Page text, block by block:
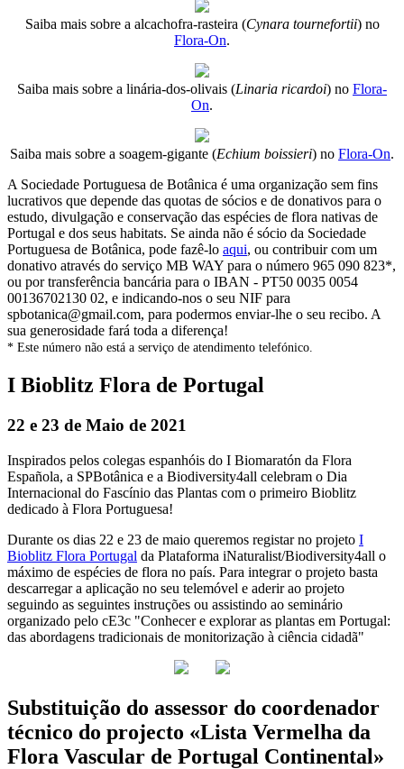
Saiba mais sobre a alcachofra-rasteira (Cynara tournefortii) no
Flora-On.
Saiba mais sobre a linária-dos-olivais (Linaria ricardoi) no Flora-
On.
Saiba mais sobre a soagem-gigante (Echium boissieri) no Flora-On.
A Sociedade Portuguesa de Botânica é uma organização sem fins
lucrativos que depende das quotas de sócios e de donativos para o
estudo, divulgação e conservação das espécies de flora nativas de
Portugal e dos seus habitats. Se ainda não é sócio da Sociedade
Portuguesa de Botânica, pode fazê-lo aqui, ou contribuir com um
donativo através do serviço MB WAY para o número 965 090 823*,
ou por transferência bancária para o IBAN - PT50 0035 0054
00136702130 02, e indicando-nos o seu NIF para
spbotanica@gmail.com, para podermos enviar-lhe o seu recibo. A
sua generosidade fará toda a diferença!
* Este número não está a serviço de atendimento telefónico.
I Bioblitz Flora de Portugal
22 e 23 de Maio de 2021
Inspirados pelos colegas espanhóis do I Biomaratón da Flora
Española, a SPBotânica e a Biodiversity4all celebram o Dia
Internacional do Fascínio das Plantas com o primeiro Bioblitz
dedicado à Flora Portuguesa!
Durante os dias 22 e 23 de maio queremos registar no projeto I
Bioblitz Flora Portugal da Plataforma iNaturalist/Biodiversity4all o
máximo de espécies de flora no país. Para integrar o projeto basta
descarregar a aplicação no seu telemóvel e aderir ao projeto
seguindo as seguintes instruções ou assistindo ao seminário
organizado pelo cE3c "Conhecer e explorar as plantas em Portugal:
das abordagens tradicionais de monitorização à ciência cidadã"
Substituição do assessor do coordenador
técnico do projecto «Lista Vermelha da
Flora Vascular de Portugal Continental»